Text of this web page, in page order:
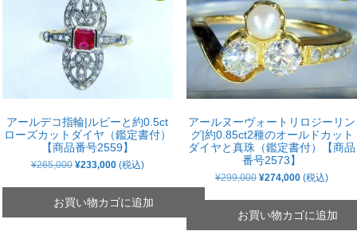
アールデコ指輪|ルビーと約0.5ct
ローズカットダイヤ（鑑定書付）
【商品番号2559】
¥265,000 元
価
格
は
¥233,000現
の
価
格
(税込)
お買い物カゴに追加
アールヌーヴォートリロジーリン
グ|約0.85ct2種のオールドカット
ダイヤと真珠（鑑定書付）【商品
番号2573】
¥299,000元
価
格
は
¥274,000現
の
価
格
(税込)
お買い物カゴに追加